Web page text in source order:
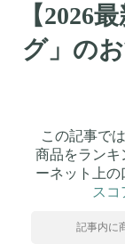
【2026
グ」の
この記事で
商品をランキ
ーネット上の
スコ
記事内に